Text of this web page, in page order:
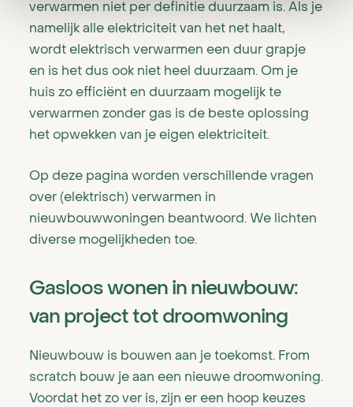
verwarmen niet per definitie duurzaam is. Als je
namelijk alle elektriciteit van het net haalt,
wordt elektrisch verwarmen een duur grapje
en is het dus ook niet heel duurzaam. Om je
huis zo efficiënt en duurzaam mogelijk te
verwarmen zonder gas is de beste oplossing
het opwekken van je eigen elektriciteit.
Op deze pagina worden verschillende vragen
over (elektrisch) verwarmen in
nieuwbouwwoningen beantwoord. We lichten
diverse mogelijkheden toe.
Gasloos wonen in nieuwbouw:
van project tot droomwoning
Nieuwbouw is bouwen aan je toekomst. From
scratch bouw je aan een nieuwe droomwoning.
Voordat het zo ver is, zijn er een hoop keuzes